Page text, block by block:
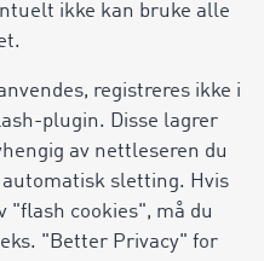
ikke kan bruke alle
registreres ikke i
plugin. Disse lagrer
av nettleseren du
sletting. Hvis
"flash cookies", må du
"Better Privacy" for